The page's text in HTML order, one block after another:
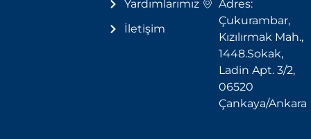
Yardımlarımız
İletişim
Adres:
Çukurambar,
Kızılırmak Mah.,
1448.Sokak,
Ladin Apt. 3/2,
06520
Çankaya/Ankara